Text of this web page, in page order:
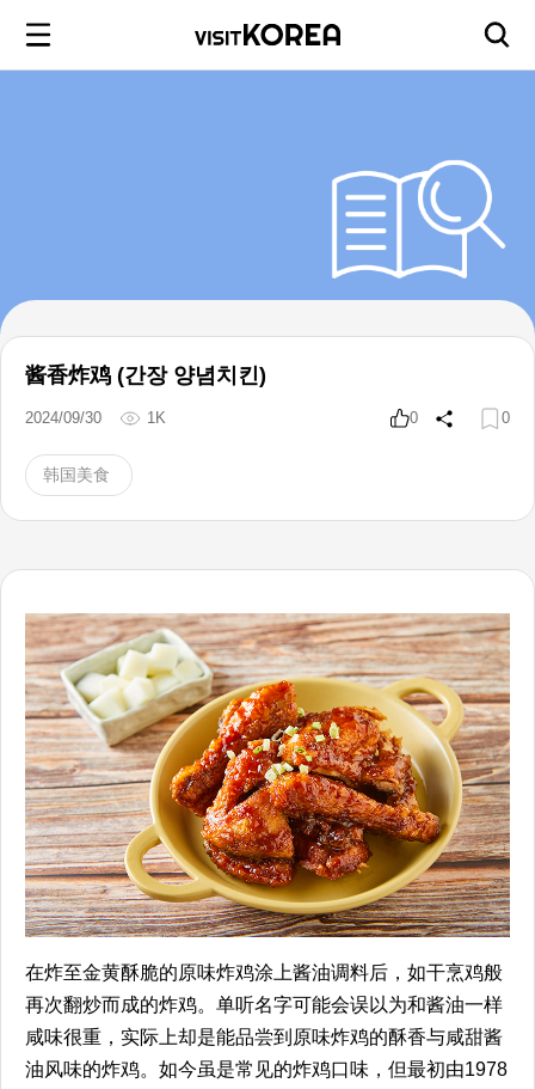
酱香炸鸡 (간장 양념치킨)
2024/09/30 1K 0 0
韩国美食
在炸至金黄酥脆的原味炸鸡涂上酱油调料后，如干烹鸡般
再次翻炒而成的炸鸡。单听名字可能会误以为和酱油一样
咸味很重，实际上却是能品尝到原味炸鸡的酥香与咸甜酱
油风味的炸鸡。如今虽是常见的炸鸡口味，但最初由1978